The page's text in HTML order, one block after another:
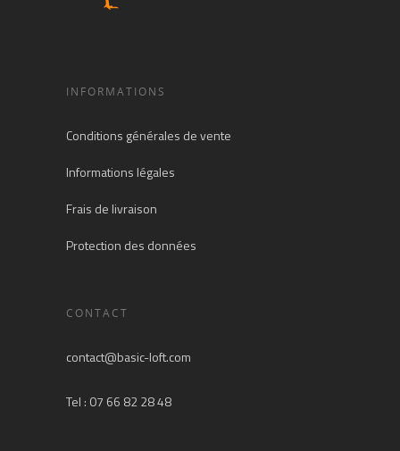
INFORMATIONS
Conditions générales de vente
Informations légales
Frais de livraison
Protection des données
CONTACT
contact@basic-loft.com
Tel : 07 66 82 28 48